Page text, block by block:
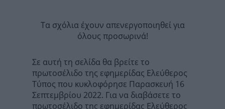
Τα σχόλια έχουν απενεργοποιηθεί για
όλους προσωρινά!
Σε αυτή τη σελίδα θα βρείτε το
πρωτοσέλιδο της εφημερίδας Ελεύθερος
Τύπος που κυκλοφόρησε Παρασκευή 16
Σεπτεμβρίου 2022. Για να διαβάσετε το
πρωτοσέλιδο της εφημερίδας Ελεύθερος